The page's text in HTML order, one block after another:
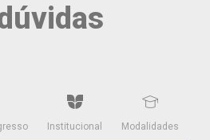
Institucional Modalidades